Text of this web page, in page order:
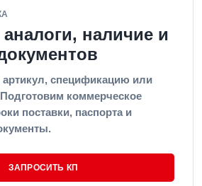
наличие и
спецификацию или
коммерческое
поставки, паспорта и
ЗАПРОСИТЬ КП